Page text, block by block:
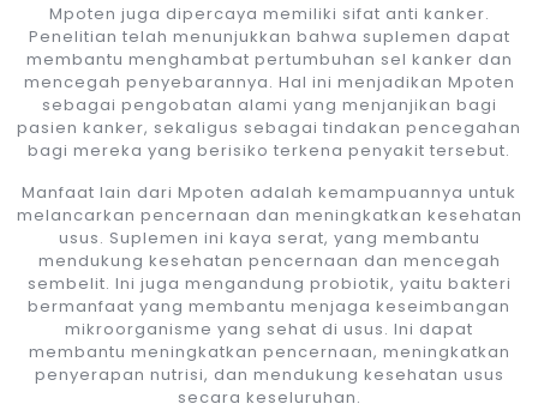
Mpoten juga dipercaya memiliki sifat anti kanker.
Penelitian telah menunjukkan bahwa suplemen dapat
membantu menghambat pertumbuhan sel kanker dan
mencegah penyebarannya. Hal ini menjadikan Mpoten
sebagai pengobatan alami yang menjanjikan bagi
pasien kanker, sekaligus sebagai tindakan pencegahan
bagi mereka yang berisiko terkena penyakit tersebut.
Manfaat lain dari Mpoten adalah kemampuannya untuk
melancarkan pencernaan dan meningkatkan kesehatan
usus. Suplemen ini kaya serat, yang membantu
mendukung kesehatan pencernaan dan mencegah
sembelit. Ini juga mengandung probiotik, yaitu bakteri
bermanfaat yang membantu menjaga keseimbangan
mikroorganisme yang sehat di usus. Ini dapat
membantu meningkatkan pencernaan, meningkatkan
penyerapan nutrisi, dan mendukung kesehatan usus
secara keseluruhan.